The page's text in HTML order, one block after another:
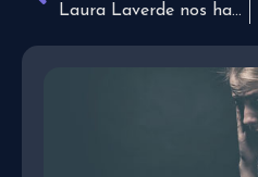
Laura Laverde nos habla del nuevo sencillo «Mi oración»